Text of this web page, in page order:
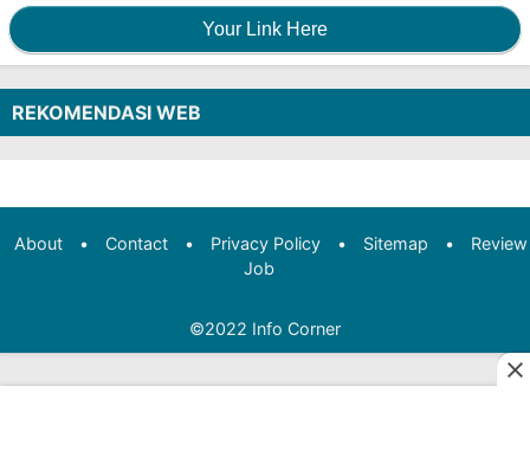
Your Link Here
REKOMENDASI WEB
About • Contact • Privacy Policy • Sitemap •
Review
Job
©2022 Info Corner